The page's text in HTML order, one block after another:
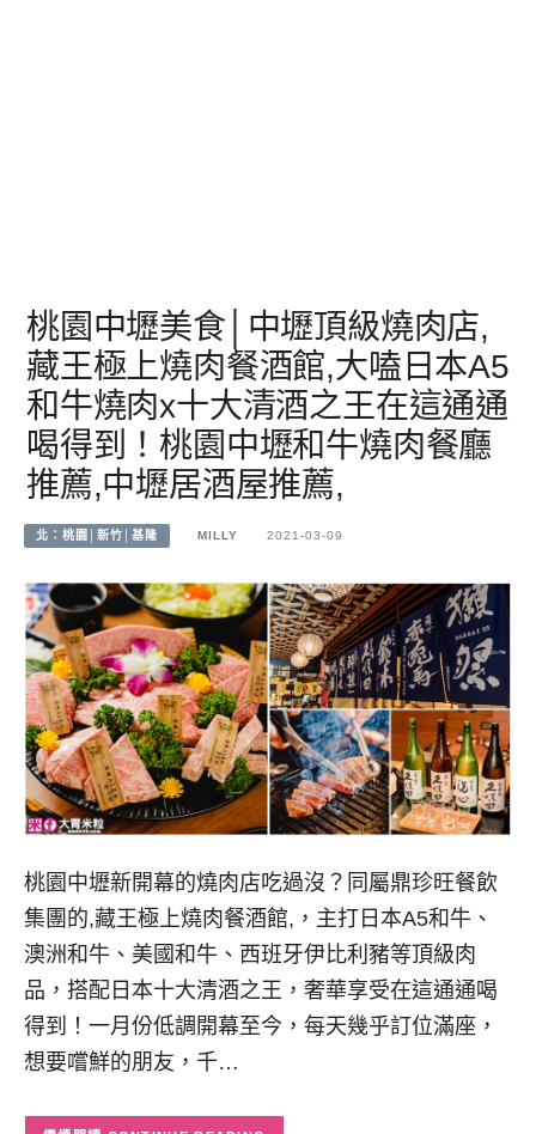
桃園中壢美食│中壢頂級燒肉店,
藏王極上燒肉餐酒館,大嗑日本A5
和牛燒肉x十大清酒之王在這通通
喝得到！桃園中壢和牛燒肉餐廳
推薦,中壢居酒屋推薦,
北：桃園│新竹│基隆 MILLY 2021-03-09
桃園中壢新開幕的燒肉店吃過沒？同屬鼎珍旺餐飲
集團的,藏王極上燒肉餐酒館,，主打日本A5和牛、
澳洲和牛、美國和牛、西班牙伊比利豬等頂級肉
品，搭配日本十大清酒之王，奢華享受在這通通喝
得到！一月份低調開幕至今，每天幾乎訂位滿座，
想要嚐鮮的朋友，千…